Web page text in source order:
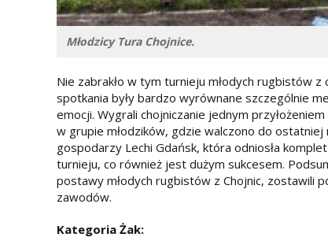
Młodzicy Tura Chojnice.
Nie zabrakło w tym turnieju młodych rugbistów
spotkania były bardzo wyrównane szczególnie
emocji. Wygrali chojniczanie jednym
w grupie młodzików, gdzie walczono do
gospodarzy Lechi Gdańsk, która odniosła
turnieju, co również jest dużym sukcesem.
postawy młodych rugbistów z Chojnic, zostawili
zawodów.
Kategoria Żak: